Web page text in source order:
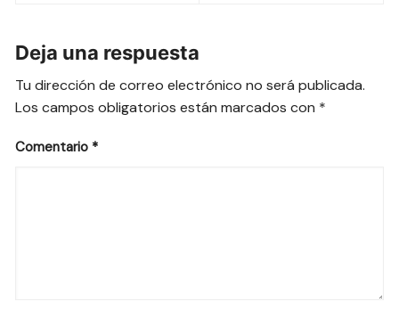
Deja una respuesta
Tu dirección de correo electrónico no será publicada.
Los campos obligatorios están marcados con *
Comentario *